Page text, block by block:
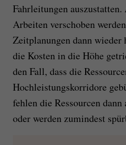
Fahrleitungen auszustatten.
Arbeiten verschoben
Zeitplanungen dann
die Kosten in die Höhe
den Fall, dass die
Hochleistungskorridore
fehlen die Ressourcen
oder werden zumindest